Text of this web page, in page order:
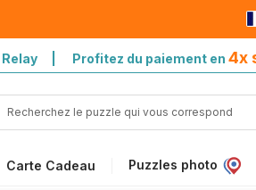
Relay | Profitez du paiement en 4x
Carte Cadeau Puzzles photo